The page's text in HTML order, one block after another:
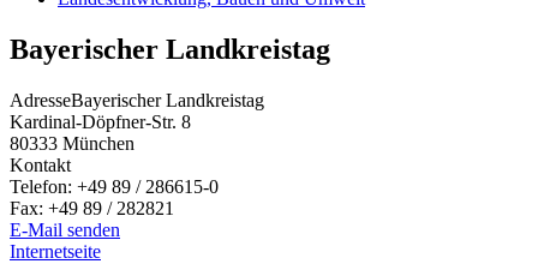
Bayerischer Landkreistag
AdresseBayerischer Landkreistag
Kardinal-Döpfner-Str. 8
80333 München
Kontakt
Telefon: +49 89 / 286615-0
Fax: +49 89 / 282821
E-Mail senden
Internetseite